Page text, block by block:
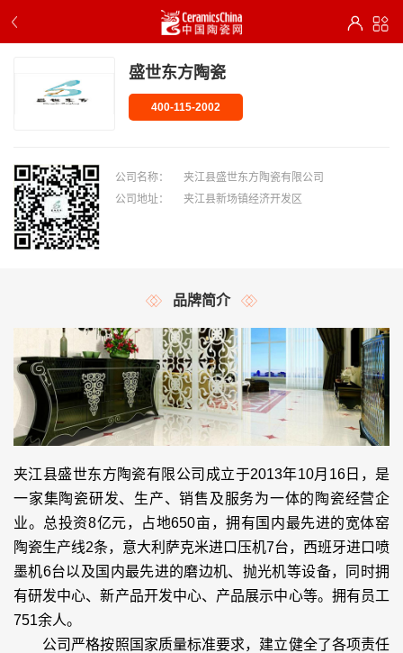
盛世东方陶瓷
400-115-2002
公司名称：
夹江县盛世东方陶瓷有限公司
公司地址：
夹江县新场镇经济开发区
品牌简介
夹江县盛世东方陶瓷有限公司成立于2013年10月16日，是
一家集陶瓷研发、生产、销售及服务为一体的陶瓷经营企
业。总投资8亿元，占地650亩，拥有国内最先进的宽体窑
陶瓷生产线2条，意大利萨克米进口压机7台，西班牙进口喷
墨机6台以及国内最先进的磨边机、抛光机等设备，同时拥
有研发中心、新产品开发中心、产品展示中心等。拥有员工
751余人。
公司严格按照国家质量标准要求，建立健全了各项责任